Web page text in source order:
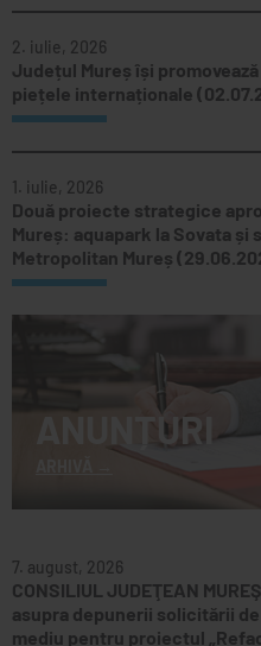
2. iulie, 2026
Județul Mureș își
piețele internaționale
1. iulie, 2026
Două proiecte strategice
Mureș: aquapark la Sovata și
Metropolitan Mureș
ANUNȚURI
7. august, 2026
CONSILIUL JUDEŢEAN
asupra depunerii solicitării
mediu pentru proiectul